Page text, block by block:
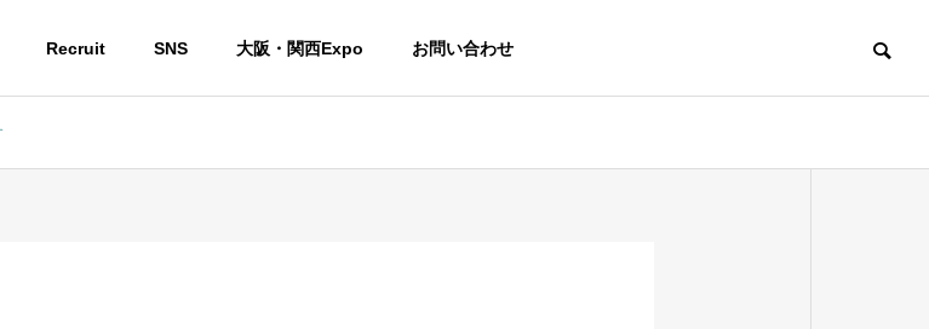
Recruit SNS 大阪・関西Expo お問い合わせ